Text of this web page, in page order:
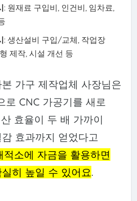
: 원재료 구입비, 인건비, 임차료,
: 생산설비 구입/교체, 작업장
제작, 시설 개선 등
가구 제작업체 사장님은
로 CNC 가공기를 새로
효율이 두 배 가까이
효과까지 얻었다고
적소에 자금을 활용하면
히 높일 수 있어요.